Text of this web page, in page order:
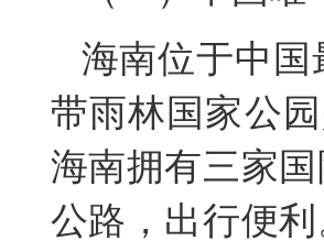
海南位于中
带雨林国家公
海南拥有三家
公路，出行便